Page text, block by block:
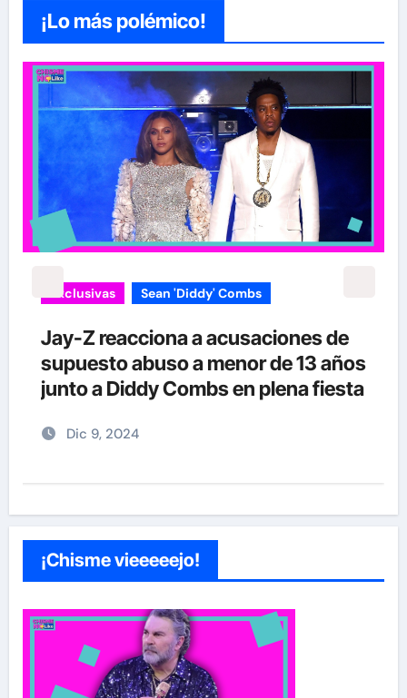
¡Lo más polémico!
Exclusivas Sean 'Diddy' Combs
Jay-Z reacciona a acusaciones de
supuesto abuso a menor de 13 años
junto a Diddy Combs en plena fiesta
Dic 9, 2024
¡Chisme vieeeeejo!